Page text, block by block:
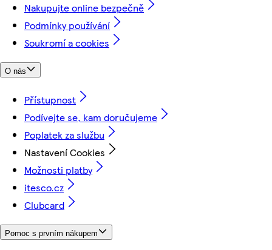
Nakupujte online bezpečně
Podmínky používání
Soukromí a cookies
O nás
Přístupnost
Podívejte se, kam doručujeme
Poplatek za službu
Nastavení Cookies
Možnosti platby
itesco.cz
Clubcard
Pomoc s prvním nákupem